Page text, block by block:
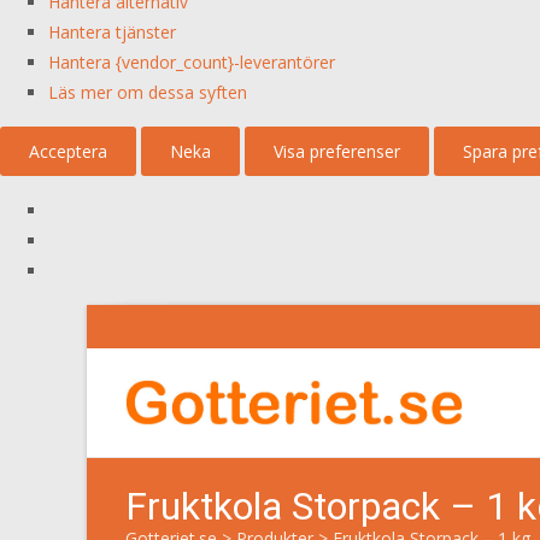
Hantera tjänster
Hantera {vendor_count}-leverantörer
Läs mer om dessa syften
Acceptera Neka Visa preferenser Spara
Fruktkola Storpack – 1